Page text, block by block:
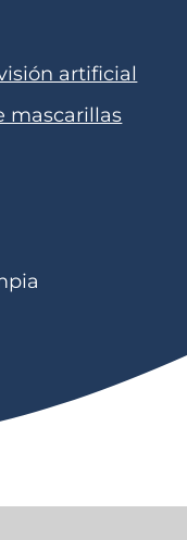
artificial
mascarillas